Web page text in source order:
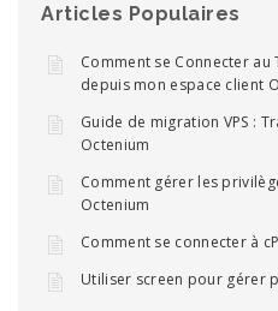
Articles Populaires
Comment se Connecter
depuis mon espace client
Guide de migration VPS :
Octenium
Comment gérer les
Octenium
Comment se connecter à
Utiliser screen pour gérer